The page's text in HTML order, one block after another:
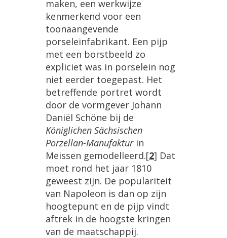
maken, een werkwijze
kenmerkend voor een
toonaangevende
porseleinfabrikant. Een pijp
met een borstbeeld zo
expliciet was in porselein nog
niet eerder toegepast. Het
betreffende portret wordt
door de vormgever Johann
Daniël Schöne bij de
Königlichen Sächsischen
Porzellan-Manufaktur in
Meissen gemodelleerd.[2] Dat
moet rond het jaar 1810
geweest zijn. De populariteit
van Napoleon is dan op zijn
hoogtepunt en de pijp vindt
aftrek in de hoogste kringen
van de maatschappij.